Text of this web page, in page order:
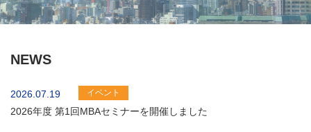
NEWS
2026.07.19 イベント
2026年度 第1回MBAセミナーを開催しました